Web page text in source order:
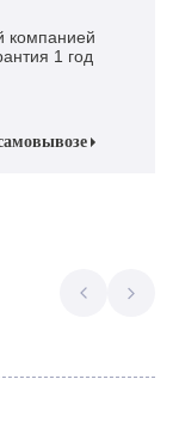
компанией
1 год